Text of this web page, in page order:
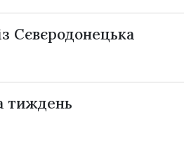
Сєвєродонецька
тиждень